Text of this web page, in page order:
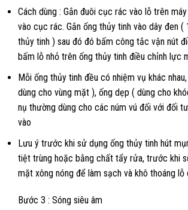
Cách dùng : Gắn đuôi cục rác vào lỗ trên
vào cục rác. Gắn ống thủy tinh vào dây đen (
thủy tinh ) sau đó đó bấm công tắc vận nút
bấm lỗ nhỏ trên ống thủy tinh điều chỉnh lực
Mỗi ống thủy tinh đều có nhiệm vụ khác
dùng cho vùng mặt ), ống dẹp ( dùng cho
nụ thường dùng cho các núm vú đối với đối
vào
Lưu ý trước khi sử dụng ống thủy tinh hút
tiệt trùng hoặc bằng chất tẩy rửa, trước khi
mặt xông nóng để làm sạch và khô thoáng lỗ
Bước 3 : Sóng siêu âm